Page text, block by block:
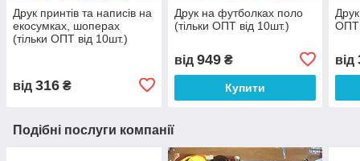
Друк принтів та написів на
екосумках, шоперах
(тільки ОПТ від 10шт.)
від 316 ₴
Друк на футболках поло
(тільки ОПТ від 10шт.)
від 949₴
Купити
ОПТ
від
Подібні послуги компанії